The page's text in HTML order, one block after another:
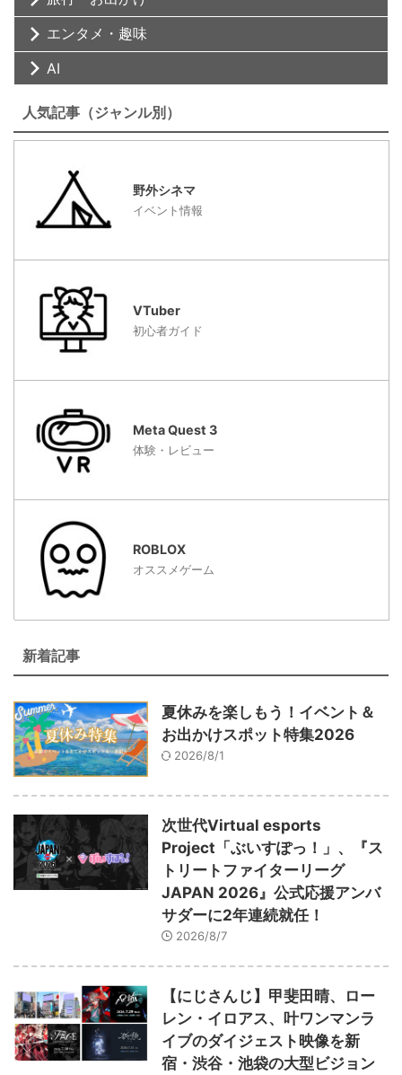
エンタメ・趣味
AI
人気記事（ジャンル別）
野外シネマ
イベント情報
VTuber
初心者ガイド
Meta Quest 3
体験・レビュー
ROBLOX
オススメゲーム
新着記事
夏休みを楽しもう！イベント＆
お出かけスポット特集2026
2026/8/1
次世代Virtual esports
Project「ぶいすぽっ！」、『ス
トリートファイターリーグ
JAPAN 2026』公式応援アンバ
サダーに2年連続就任！
2026/8/7
【にじさんじ】甲斐田晴、ロー
レン・イロアス、叶ワンマンラ
イブのダイジェスト映像を新
宿・渋谷・池袋の大型ビジョン